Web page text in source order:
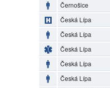
Černošice
Česká Lípa
Česká Lípa
Česká Lípa
Česká Lípa
Česká Lípa